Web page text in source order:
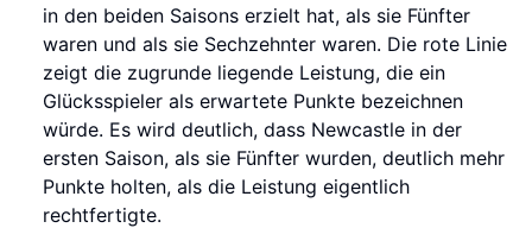
in den beiden Saisons erzielt hat, als sie Fünfter
waren und als sie Sechzehnter waren. Die rote Linie
zeigt die zugrunde liegende Leistung, die ein
Glücksspieler als erwartete Punkte bezeichnen
würde. Es wird deutlich, dass Newcastle in der
ersten Saison, als sie Fünfter wurden, deutlich mehr
Punkte holten, als die Leistung eigentlich
rechtfertigte.